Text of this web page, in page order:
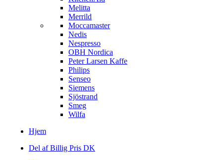
Melitta
Merrild
Moccamaster
Nedis
Nespresso
OBH Nordica
Peter Larsen Kaffe
Philips
Senseo
Siemens
Sjöstrand
Smeg
Wilfa
Hjem
Del af Billig Pris DK